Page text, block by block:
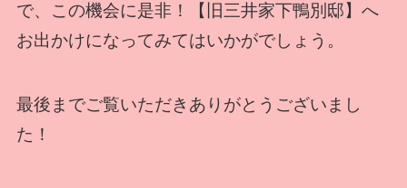
で、この機会に是非！【旧三井家下鴨別邸】へ
お出かけになってみてはいかがでしょう。
最後までご覧いただきありがとうございまし
た！